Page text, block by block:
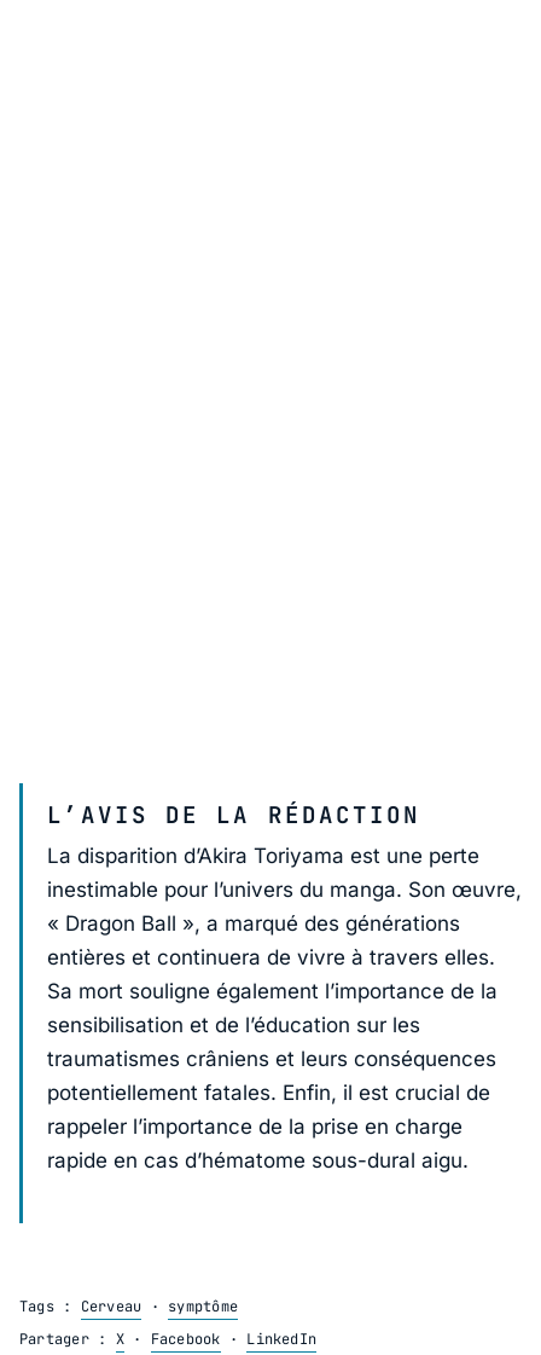
L’AVIS DE LA RÉDACTION
La disparition d’Akira Toriyama est une perte
inestimable pour l’univers du manga. Son œuvre,
« Dragon Ball », a marqué des générations
entières et continuera de vivre à travers elles.
Sa mort souligne également l’importance de la
sensibilisation et de l’éducation sur les
traumatismes crâniens et leurs conséquences
potentiellement fatales. Enfin, il est crucial de
rappeler l’importance de la prise en charge
rapide en cas d’hématome sous-dural aigu.
Tags : Cerveau · symptôme
Partager : X· Facebook · LinkedIn